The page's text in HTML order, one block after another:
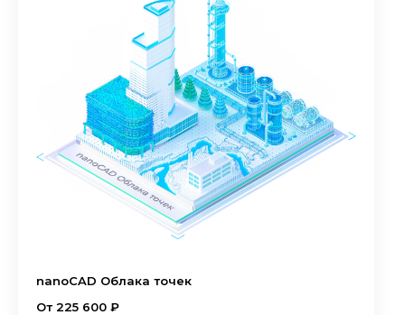
nanoCAD Облака точек
От 225 600 ₽